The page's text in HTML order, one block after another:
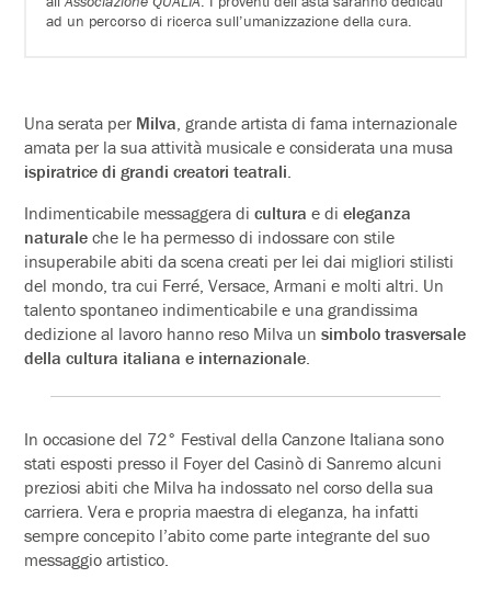
ad un percorso di ricerca sull’umanizzazione della cura.
Una serata per Milva , grande artista di fama internazionale
amata per la sua attività musicale e considerata una musa
ispiratrice di grandi creatori teatrali
Indimenticabile messaggera dicultura e dieleganza
naturale che le ha permesso di indossare con stile
insuperabile abiti da scena creati per lei dai migliori stilisti
del mondo, tra cui Ferré, Versace, Armani e molti altri. Un
talento spontaneo indimenticabile e una grandissima
dedizione al lavoro hanno reso Milva unsimbolo trasversale
della cultura italiana e internazionale
In occasione del 72° Festival della Canzone Italiana sono
stati esposti presso il Foyer del Casinò di Sanremo alcuni
preziosi abiti che Milva ha indossato nel corso della sua
carriera. Vera e propria maestra di eleganza, ha infatti
sempre concepito l’abito come parte integrante del suo
messaggio artistico.